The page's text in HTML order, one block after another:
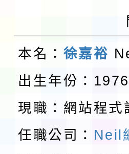
第3次招
告(不再辦
檢送「桃
賽實施要
本市「
程安排一案
「桃園市
展演活動
請一案
教育部校
報
淨零綠領
本名： 徐嘉裕
出生年份：
現職：網站程式
任職公司： Neil